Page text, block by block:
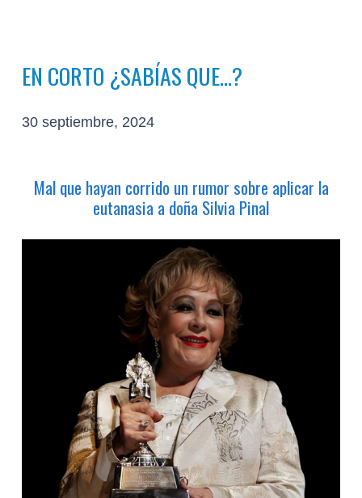
EN CORTO ¿SABÍAS QUE…?
30 septiembre, 2024
Mal que hayan corrido un rumor sobre aplicar la
eutanasia a doña Silvia Pinal